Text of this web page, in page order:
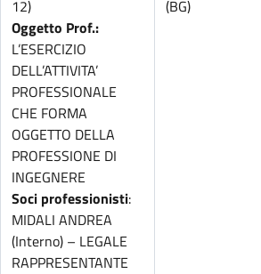
12)
Oggetto Prof.:
L’ESERCIZIO
DELL’ATTIVITA’
PROFESSIONALE
CHE FORMA
OGGETTO DELLA
PROFESSIONE DI
INGEGNERE
Soci professionisti:
MIDALI ANDREA
(Interno) – LEGALE
RAPPRESENTANTE
(BG)